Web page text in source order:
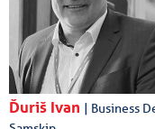
Ďuriš Ivan
| Business